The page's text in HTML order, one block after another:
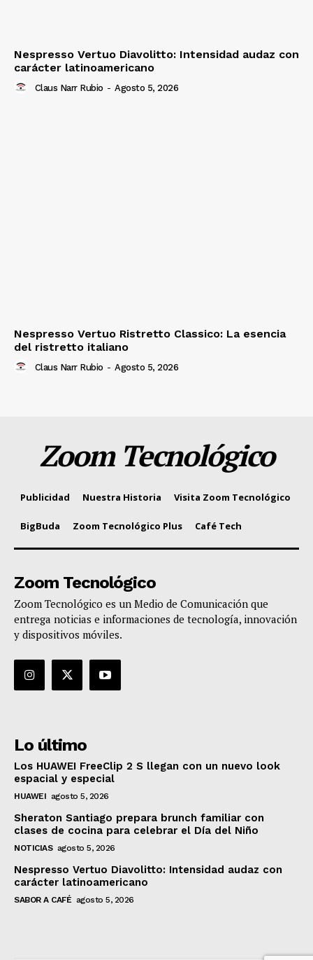
Nespresso Vertuo Diavolitto: Intensidad audaz con
carácter latinoamericano
Claus Narr Rubio - Agosto 5, 2026
Nespresso Vertuo Ristretto Classico: La esencia
del ristretto italiano
Claus Narr Rubio - Agosto 5, 2026
Zoom Tecnológico
Publicidad Nuestra Historia Visita Zoom Tecnológico
BigBuda Zoom Tecnológico Plus Café Tech
Zoom Tecnológico
Zoom Tecnológico es un Medio de Comunicación que
entrega noticias e informaciones de tecnología, innovación
y dispositivos móviles.
Lo último
Los HUAWEI FreeClip 2 S llegan con un nuevo look
espacial y especial
HUAWEI agosto 5, 2026
Sheraton Santiago prepara brunch familiar con
clases de cocina para celebrar el Día del Niño
NOTICIAS agosto 5, 2026
Nespresso Vertuo Diavolitto: Intensidad audaz con
carácter latinoamericano
SABOR A CAFÉ agosto 5, 2026